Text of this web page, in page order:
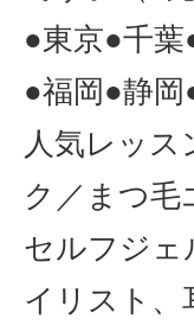
●東京●千
●福岡●静
人気レッ
ク／まつ
セルフジェ
イリスト、